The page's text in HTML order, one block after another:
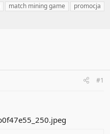
match mining game
promocja
#1